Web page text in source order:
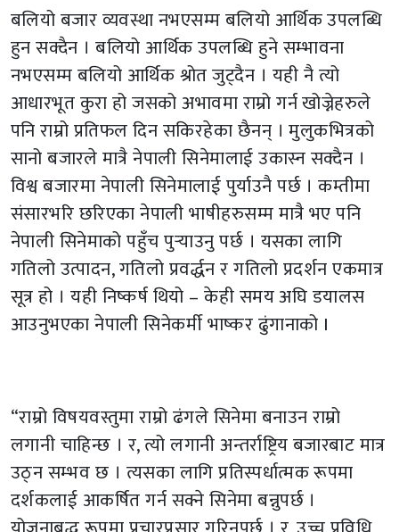
बलियो बजार व्यवस्था नभएसम्म बलियो आर्थिक उपलब्धि
हुन सक्दैन । बलियो आर्थिक उपलब्धि हुने सम्भावना
नभएसम्म बलियो आर्थिक श्रोत जुट्दैन । यही नै त्यो
आधारभूत कुरा हो जसको अभावमा राम्रो गर्न खोज्नेहरुले
पनि राम्रो प्रतिफल दिन सकिरहेका छैनन् । मुलुकभित्रको
सानो बजारले मात्रै नेपाली सिनेमालाई उकास्न सक्दैन ।
विश्व बजारमा नेपाली सिनेमालाई पुर्याउनै पर्छ । कम्तीमा
संसारभरि छरिएका नेपाली भाषीहरुसम्म मात्रै भए पनि
नेपाली सिनेमाको पहुँच पुर्‍याउनु पर्छ । यसका लागि
गतिलो उत्पादन, गतिलो प्रवर्द्धन र गतिलो प्रदर्शन एकमात्र
सूत्र हो । यही निष्कर्ष थियो – केही समय अघि डयालस
आउनुभएका नेपाली सिनेकर्मी भाष्कर ढुंगानाको I
“राम्रो विषयवस्तुमा राम्रो ढंगले सिनेमा बनाउन राम्रो
लगानी चाहिन्छ । र, त्यो लगानी अन्तर्राष्ट्रिय बजारबाट मात्र
उठ्न सम्भव छ । त्यसका लागि प्रतिस्पर्धात्मक रूपमा
दर्शकलाई आकर्षित गर्न सक्ने सिनेमा बन्नुपर्छ ।